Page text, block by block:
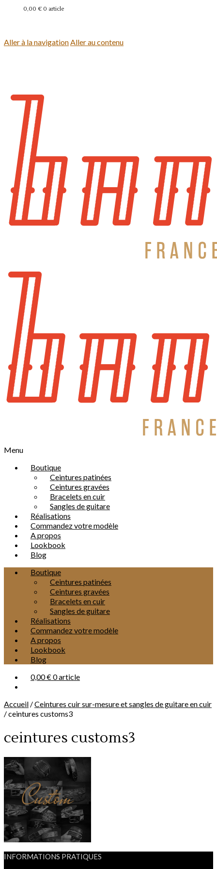
0,00 € 0 article
Aller à la navigationAller au contenu
Menu
Boutique
Ceintures patinées
Ceintures gravées
Bracelets en cuir
Sangles de guitare
Réalisations
Commandez votre modèle
A propos
Lookbook
Blog
Boutique
Ceintures patinées
Ceintures gravées
Bracelets en cuir
Sangles de guitare
Réalisations
Commandez votre modèle
A propos
Lookbook
Blog
0,00 €0 article
Accueil /Ceintures cuir sur-mesure et sangles de guitare en cuir
/ceintures customs3
ceintures customs3
INFORMATIONS PRATIQUES